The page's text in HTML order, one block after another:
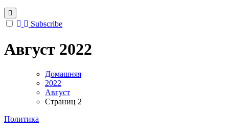
Subscribe
Август 2022
Домашняя
2022
Август
Страниц 2
Политика